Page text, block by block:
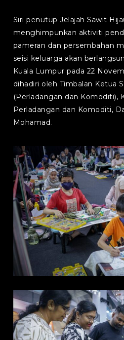
Siri penutup Jelajah Sawit
menghimpunkan aktiviti
pameran dan persembahan
seisi keluarga akan
Kuala Lumpur pada 22
dihadiri oleh Timbalan Ketua
(Perladangan dan Komoditi),
Perladangan dan Komoditi,
Mohamad.